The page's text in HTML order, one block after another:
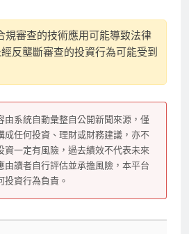
規審查的技術應用可能導致法律
反壟斷審查的投資行為可能受到
由系統自動彙整自公開新聞來源，僅
成任何投資、理財或財務建議，亦不
資一定有風險，過去績效不代表未來
由讀者自行評估並承擔風險，本平台
投資行為負責。